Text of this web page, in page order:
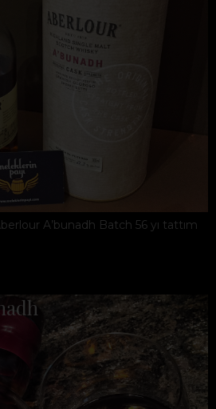
A’bunadh Batch 56 yı tattım